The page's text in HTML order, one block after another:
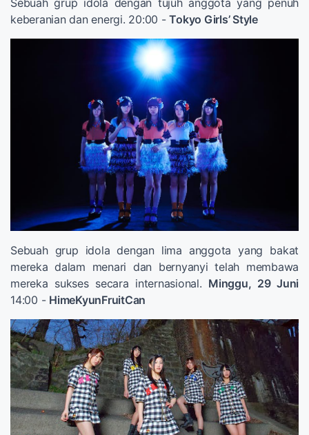
Sebuah grup idola dengan tujuh anggota yang penuh
keberanian dan energi. 20:00 -Tokyo Girls’ Style
Sebuah grup idola dengan lima anggota yang bakat
mereka dalam menari dan bernyanyi telah membawa
mereka sukses secara internasional. Minggu, 29 Juni
14:00 - HimeKyunFruitCan